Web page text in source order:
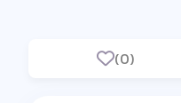
(0)